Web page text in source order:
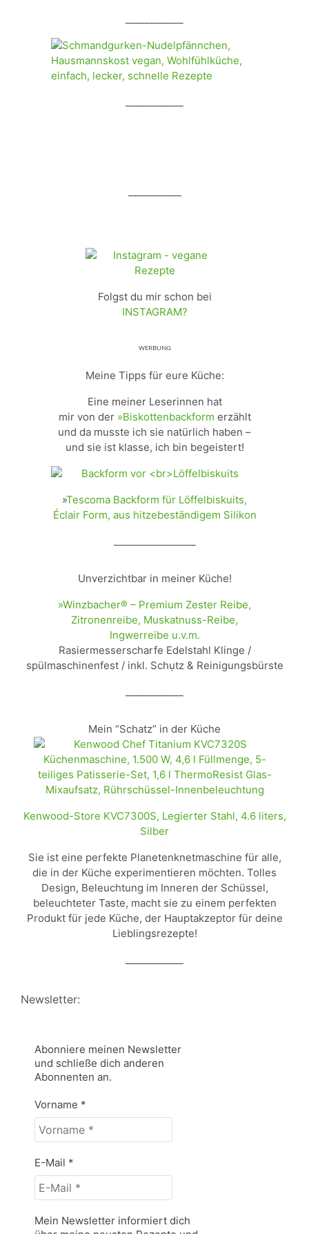
Folgst du mir schon bei
INSTAGRAM?
ᵂᴱᴿᴮᵁᴺᴳ
Meine Tipps für eure Küche:
Eine meiner Leserinnen hat
mir von der »Biskottenbackform erzählt
und da musste ich sie natürlich haben –
und sie ist klasse, ich bin begeistert!
»Tescoma Backform für Löffelbiskuits,
Éclair Form, aus hitzebeständigem Silikon
Unverzichtbar in meiner Küche!
»Winzbacher® – Premium Zester Reibe,
Zitronenreibe, Muskatnuss-Reibe,
Ingwerreibe u.v.m.
Rasiermesserscharfe Edelstahl Klinge /
spülmaschinenfest / inkl. Schụtz & Reinigungsbürste
Mein “Schatz” in der Küche
Kenwood-Store KVC7300S, Legierter Stahl, 4.6 liters,
Silber
Sie ist eine perfekte Planetenknetmaschine für alle,
die in der Küche experimentieren möchten. Tolles
Design, Beleuchtung im Inneren der Schüssel,
beleuchteter Taste, macht sie zu einem perfekten
Produkt für jede Küche, der Hauptakzeptor für deine
Lieblingsrezepte!
Newsletter:
Abonniere meinen Newsletter
und schließe dich anderen
Abonnenten an.
Vorname *
E-Mail *
Mein Newsletter informiert dich